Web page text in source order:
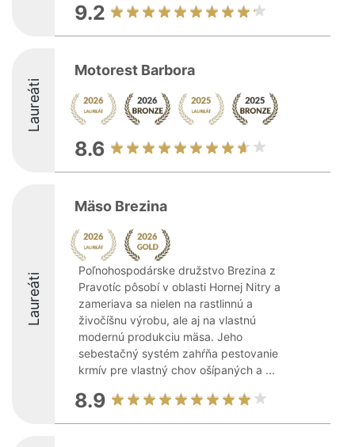
9.2
Laureáti
Motorest Barbora
8.6
Laureáti
Mäso Brezina
Poľnohospodárske družstvo Brezina z
Pravotíc pôsobí v oblasti Hornej Nitry a
zameriava sa nielen na rastlinnú a
živočíšnu výrobu, ale aj na vlastnú
modernú produkciu mäsa. Jeho
sebestačný systém zahŕňa pestovanie
krmív pre vlastný chov ošípaných a ...
8.9